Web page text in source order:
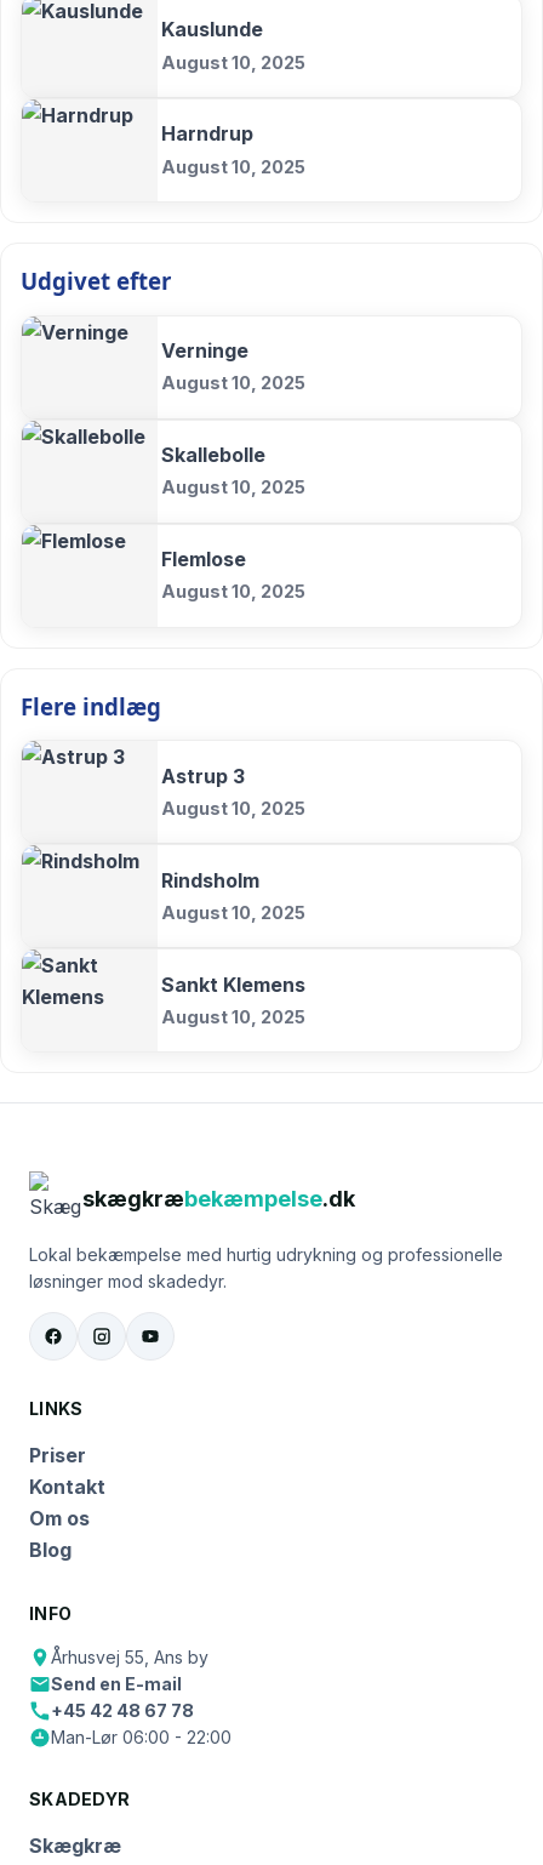
Kauslunde
August 10, 2025
Harndrup
August 10, 2025
Udgivet efter
Verninge
August 10, 2025
Skallebolle
August 10, 2025
Flemlose
August 10, 2025
Flere indlæg
Astrup 3
August 10, 2025
Rindsholm
August 10, 2025
Sankt Klemens
August 10, 2025
skægkræbekæmpelse.dk
Lokal bekæmpelse med hurtig udrykning og professionelle
løsninger mod skadedyr.
LINKS
Priser
Kontakt
Om os
Blog
INFO
Århusvej 55, Ans by
Send en E-mail
+45 42 48 67 78
Man-Lør 06:00 - 22:00
SKADEDYR
Skægkræ